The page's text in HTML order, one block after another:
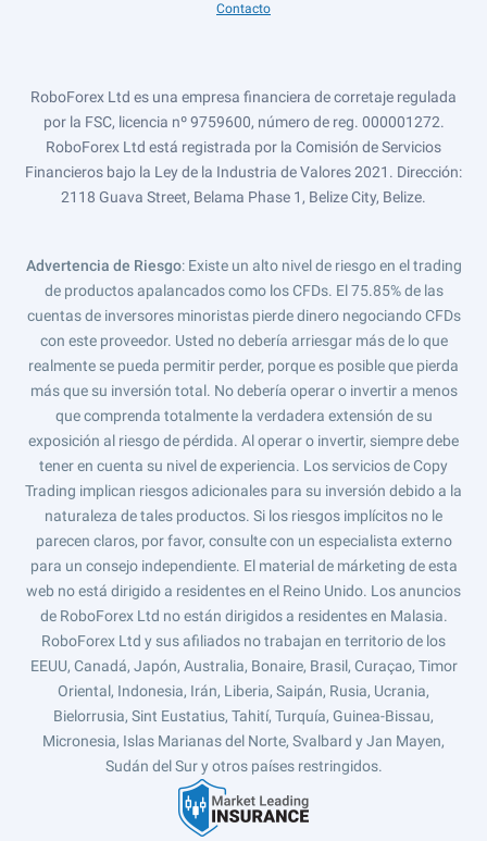
Contacto
RoboForex Ltd es una empresa financiera de corretaje regulada
por la FSC, licencia nº 9759600, número de reg. 000001272.
RoboForex Ltd está registrada por la Comisión de Servicios
Financieros bajo la Ley de la Industria de Valores 2021. Dirección:
2118 Guava Street, Belama Phase 1, Belize City, Belize.
Advertencia de Riesgo: Existe un alto nivel de riesgo en el trading
de productos apalancados como los CFDs. El 75.85% de las
cuentas de inversores minoristas pierde dinero negociando CFDs
con este proveedor. Usted no debería arriesgar más de lo que
realmente se pueda permitir perder, porque es posible que pierda
más que su inversión total. No debería operar o invertir a menos
que comprenda totalmente la verdadera extensión de su
exposición al riesgo de pérdida. Al operar o invertir, siempre debe
tener en cuenta su nivel de experiencia. Los servicios de Copy
Trading implican riesgos adicionales para su inversión debido a la
naturaleza de tales productos. Si los riesgos implícitos no le
parecen claros, por favor, consulte con un especialista externo
para un consejo independiente. El material de márketing de esta
web no está dirigido a residentes en el Reino Unido. Los anuncios
de RoboForex Ltd no están dirigidos a residentes en Malasia.
RoboForex Ltd y sus afiliados no trabajan en territorio de los
EEUU, Canadá, Japón, Australia, Bonaire, Brasil, Curaçao, Timor
Oriental, Indonesia, Irán, Liberia, Saipán, Rusia, Ucrania,
Bielorrusia, Sint Eustatius, Tahití, Turquía, Guinea-Bissau,
Micronesia, Islas Marianas del Norte, Svalbard y Jan Mayen,
Sudán del Sur y otros países restringidos.